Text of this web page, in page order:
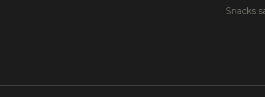
Snacks